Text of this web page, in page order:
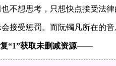
不想思考，只想快点接受法律
接受惩罚。而阮镯凡所在的音
“1”获取未删减资源—​​​​—